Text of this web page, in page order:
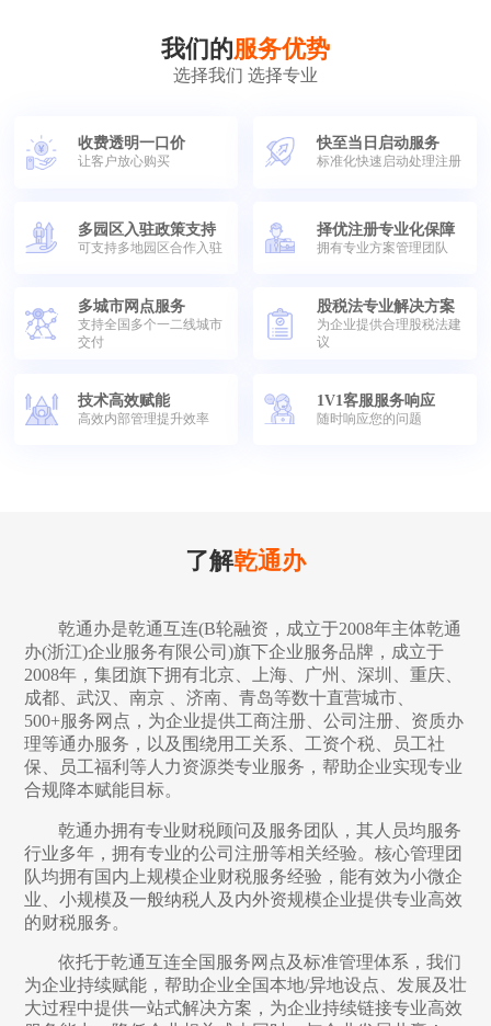
我们的服务优势
选择我们 选择专业
收费透明一口价
让客户放心购买
快至当日启动服务
标准化快速启动处理注册
多园区入驻政策支持
可支持多地园区合作入驻
择优注册专业化保障
拥有专业方案管理团队
多城市网点服务
支持全国多个一二线城市
交付
股税法专业解决方案
为企业提供合理股税法建
议
技术高效赋能
高效内部管理提升效率
1V1客服服务响应
随时响应您的问题
了解乾通办
乾通办是乾通互连(B轮融资，成立于2008年主体乾通
办(浙江)企业服务有限公司)旗下企业服务品牌，成立于
2008年，集团旗下拥有北京、上海、广州、深圳、重庆、
成都、武汉、南京 、济南、青岛等数十直营城市、
500+服务网点，为企业提供工商注册、公司注册、资质办
理等通办服务，以及围绕用工关系、工资个税、员工社
保、员工福利等人力资源类专业服务，帮助企业实现专业
合规降本赋能目标。
乾通办拥有专业财税顾问及服务团队，其人员均服务
行业多年，拥有专业的公司注册等相关经验。核心管理团
队均拥有国内上规模企业财税服务经验，能有效为小微企
业、小规模及一般纳税人及内外资规模企业提供专业高效
的财税服务。
依托于乾通互连全国服务网点及标准管理体系，我们
为企业持续赋能，帮助企业全国本地/异地设点、发展及壮
大过程中提供一站式解决方案，为企业持续链接专业高效